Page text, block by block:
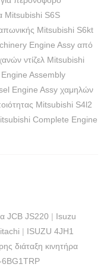
Mitsubishi S6S
Mitsubishi S6kt
Engine Assy από
ντίζελ Mitsubishi
Assembly
Engine Assy χαμηλών
Mitsubishi S4l2
Complete Engine
JCB JS220 | Isuzu
| ISUZU 4JH1
διάταξη κινητήρα
6BG1TRP